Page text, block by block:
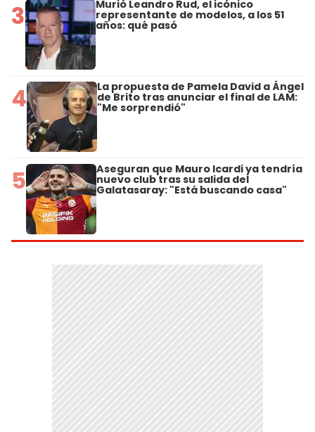
3 Murió Leandro Rud, el icónico
representante de modelos, a los 51
años: qué pasó
4 La propuesta de Pamela David a Ángel
de Brito tras anunciar el final de LAM:
"Me sorprendió"
5 Aseguran que Mauro Icardi ya tendría
nuevo club tras su salida del
Galatasaray: "Está buscando casa"